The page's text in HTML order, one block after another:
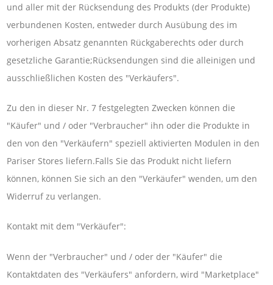
und aller mit der Rücksendung des Produkts (der Produkte)
verbundenen Kosten, entweder durch Ausübung des im
vorherigen Absatz genannten Rückgaberechts oder durch
gesetzliche Garantie;Rücksendungen sind die alleinigen und
ausschließlichen Kosten des "Verkäufers".
Zu den in dieser Nr. 7 festgelegten Zwecken können die
"Käufer" und / oder "Verbraucher" ihn oder die Produkte in
den von den "Verkäufern" speziell aktivierten Modulen in den
Pariser Stores liefern.Falls Sie das Produkt nicht liefern
können, können Sie sich an den "Verkäufer" wenden, um den
Widerruf zu verlangen.
Kontakt mit dem "Verkäufer":
Wenn der "Verbraucher" und / oder der "Käufer" die
Kontaktdaten des "Verkäufers" anfordern, wird "Marketplace"